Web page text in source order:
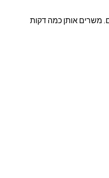
משרים אותן כמה דקות